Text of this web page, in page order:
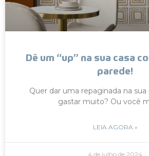
Dê um “up” na sua casa
parede!
Quer dar uma repaginada na sua
gastar muito? Ou você
LEIA AGORA »
4 de julho de 2024